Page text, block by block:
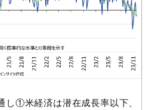
①米経済は潜在成長率以下、